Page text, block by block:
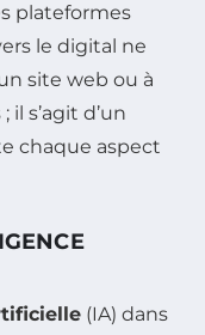
plateformes
le digital ne
site web ou à
s’agit d’un
chaque aspect
(IA) dans